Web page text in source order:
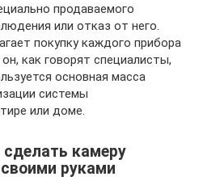
продаваемого
или отказ от него.
покупку каждого прибора
как говорят специалисты,
основная масса
системы
или доме.
камеру
руками